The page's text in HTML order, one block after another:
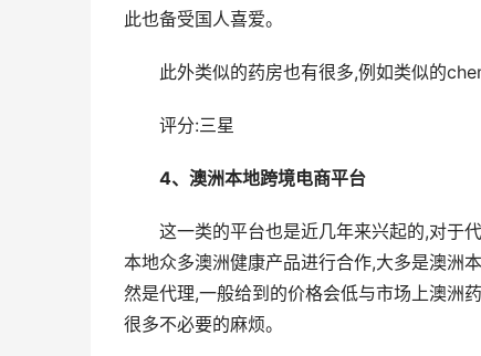
此也备受国人喜爱。
此外类似的药房也有很多,例如类似的
评分:三星
4、澳洲本地跨境电商平台
这一类的平台也是近几年来兴起的,对于
本地众多澳洲健康产品进行合作,大多是澳洲
然是代理,一般给到的价格会低与市场上澳洲
很多不必要的麻烦。